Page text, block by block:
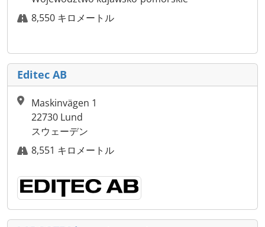
8,550 キロメートル
Editec AB
Maskinvägen 1
22730 Lund
スウェーデン
8,551 キロメートル